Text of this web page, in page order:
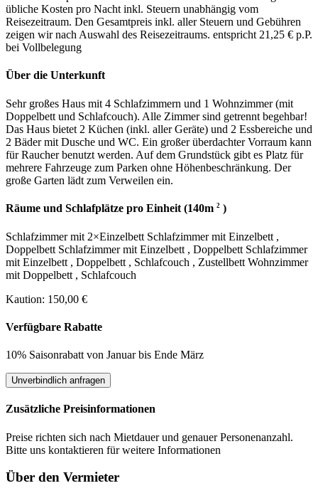
übliche Kosten pro Nacht inkl. Steuern unabhängig vom
Reisezeitraum. Den Gesamtpreis inkl. aller Steuern und Gebühren
zeigen wir nach Auswahl des Reisezeitraums. entspricht 21,25 € p.P.
bei Vollbelegung
Über die Unterkunft
Sehr großes Haus mit 4 Schlafzimmern und 1 Wohnzimmer (mit
Doppelbett und Schlafcouch). Alle Zimmer sind getrennt begehbar!
Das Haus bietet 2 Küchen (inkl. aller Geräte) und 2 Essbereiche und
2 Bäder mit Dusche und WC. Ein großer überdachter Vorraum kann
für Raucher benutzt werden. Auf dem Grundstück gibt es Platz für
mehrere Fahrzeuge zum Parken ohne Höhenbeschränkung. Der
große Garten lädt zum Verweilen ein.
Räume und Schlafplätze pro Einheit (140m 2 )
Schlafzimmermit 2×Einzelbett Schlafzimmermit Einzelbett ,
Doppelbett Schlafzimmermit Einzelbett , Doppelbett Schlafzimmer
mit Einzelbett , Doppelbett , Schlafcouch , Zustellbett Wohnzimmer
mit Doppelbett , Schlafcouch
Kaution: 150,00 €
Verfügbare Rabatte
10% Saisonrabatt von Januar bis Ende März
Unverbindlich anfragen
Zusätzliche Preisinformationen
Preise richten sich nach Mietdauer und genauer Personenanzahl.
Bitte uns kontaktieren für weitere Informationen
Über den Vermieter